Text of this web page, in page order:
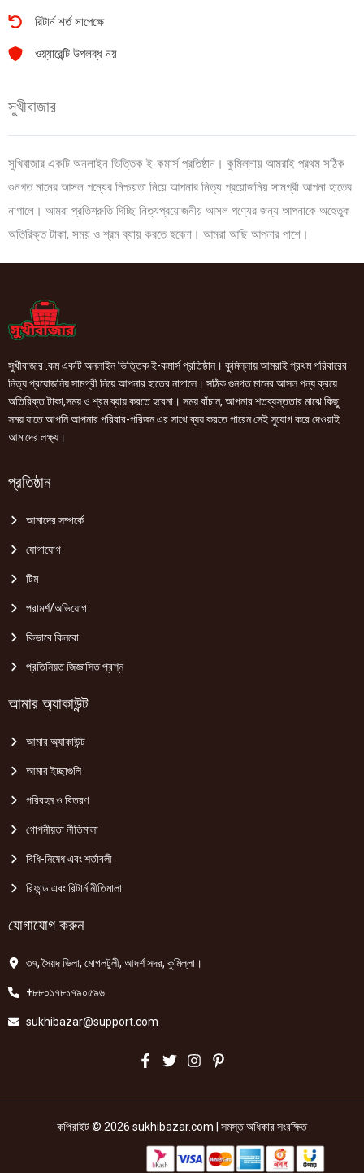
রিটার্ন শর্ত সাপেক্ষে
ওয়্যারেন্টি উপলব্ধ নয়
সুখীবাজার
সুখিবাজার একটি অনলাইন ভিত্তিক ই-কমার্স প্রতিষ্ঠান। কুমিল্লায় আমরাই প্রথম সঠিক
গুনগত মানের আসল পন্যের নিশ্চয়তা নিয়ে আপনার নিত্য প্রয়োজনিয় সামগ্রী আপনা হাতের
নাগালে। আমরা প্রতিশ্রুতি দিচ্ছি নিত্যপ্রয়োজনীয় আসল পণ্যের জন্য আপনাকে অহেতুক
অতিরিক্ত টাকা, সময় ও শ্রম ব্যায় করতে হবেনা। আমরা আছি আপনার পাশে।
সুখীবাজার .কম একটি অনলাইন ভিত্তিক ই-কমার্স প্রতিষ্ঠান। কুমিল্লায় আমরাই প্রথম পরিবারের
নিত্য প্রয়োজনিয় সামগ্রী নিয়ে আপনার হাতের নাগালে। সঠিক গুনগত মানের আসল পন্য ক্রয়ে
অতিরিক্ত টাকা,সময় ও শ্রম ব্যায় করতে হবেনা। সময় বাঁচান, আপনার শতব্যস্ততার মাঝে কিছু
সময় যাতে আপনি আপনার পরিবার-পরিজন এর সাথে ব্যয় করতে পারেন সেই সুযোগ করে দেওয়াই
আমাদের লক্ষ্য।
প্রতিষ্ঠান
আমাদের সম্পর্কে
যোগাযোগ
টিম
পরামর্শ/অভিযোগ
কিভাবে কিনবো
প্রতিনিয়ত জিজ্ঞাসিত প্রশ্ন
আমার অ্যাকাউন্ট
আমার অ্যাকাউন্ট
আমার ইচ্ছাগুলি
পরিবহন ও বিতরণ
গোপনীয়তা নীতিমালা
বিধি-নিষেধ এবং শর্তাবলী
রিফান্ড এবং রিটার্ন নীতিমালা
যোগাযোগ করুন
৩৭, সৈয়দ ভিলা, মোগলটুলী, আদর্শ সদর, কুমিল্লা।
+৮৮০১৭৮১৭৯০৫৯৬
sukhibazar@support.com
কপিরাইট © 2026 sukhibazar.com | সমস্ত অধিকার সংরক্ষিত